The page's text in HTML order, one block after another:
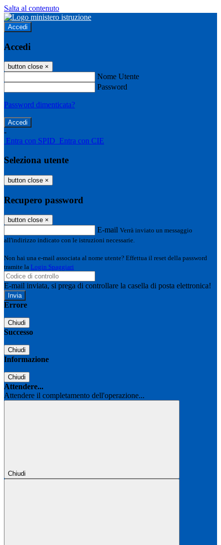
Salta al contenuto
Accedi
Accedi
button close ×
Nome Utente
Password
Password dimenticata?
-
Entra con SPID Entra con CIE
Seleziona utente
button close ×
Recupero password
button close ×
E-mail Verrà inviato un messaggio
all'indirizzo indicato con le istruzioni necessarie.
Non hai una e-mail associata al nome utente? Effettua il reset della password
tramite la Login Spaggiari
E-mail inviata, si prega di controllare la casella di posta elettronica!
Errore
Chiudi
Successo
Chiudi
Informazione
Chiudi
Attendere...
Attendere il completamento dell'operazione...
Chiudi